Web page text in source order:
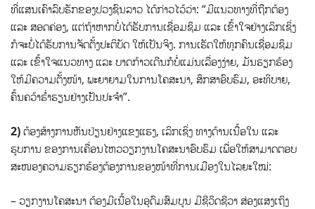
ທີ່ແສນເຄົາລົບຮັກຂອງປວງຊົນລາວ ໄດ້ກ່າວໄວ້ວ່າ: “ມີແນວທາງທີ່ຖືກຕ້ອງ
ແລະ ສອດຄ່ອງ, ແຕ່ຖ້າຫາກບໍ່ໄດ້ຮັບການເຊື່ອມຊຶມ ແລະ ເຂົ້າໃຈຢ່າງເລິກເຊິ່ງ
ກໍຈະບໍ່ໄດ້ຮັບການຈັດຕັ້ງປະຕິບັດ ໃຫ້ເປັນຈິງ. ການເຮັດໃຫ້ທຸກຄົນເຊື່ອມຊຶມ
ແລະ ເຂົ້າໃຈແນວທາງ ແລະ ບາດກ້າວເດີນກໍບໍ່ແມ່ນເລື່ອງງ່າຍ, ມັນຮຽກຮ້ອງ
ໃຫ້ມີຄວາມຕັ້ງໜ້າ, ພະຍາຍາມໃນການໂຄສະນາ, ສຶກສາອົບຮົມ, ອະທິບາຍ,
ຄົ້ນຄວ້າຮໍ່າຮຽນຢ່າງເປັນປະຈໍາ”.
2)ຕ້ອງສ້າງການຫັນປ່ຽນຢ່າງແຂງແຮງ, ເລິກເຊິ່ງ ທາງດ້ານເນື້ອໃນ ແລະ
ຮູບການ ຂອງການເຄື່ອນໄຫວວຽກງານໂຄສະນາອົບຮົມ ເພື່ອໃຫ້ສາມາດຕອບ
ສະໜອງຄວາມຮຽກຮ້ອງຕ້ອງການຂອງໜ້າທີ່ການເມືອງໃນໄລຍະໃໝ່:
– ວຽກງານໂຄສະນາ ຕ້ອງມີເນື້ອໃນອຸດົມສົມບູນ ມີຊີວິດຊີວາ ສ່ອງແສງເຖິງ